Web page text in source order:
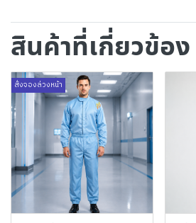
สินค้าที่เกี่ยวข้อง
สั่งจองล่วงหน้า